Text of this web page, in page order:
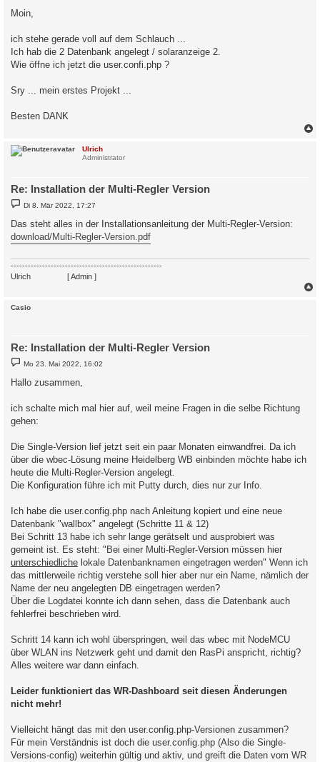
t
g
Moin,
ich stehe gerade voll auf dem Schlauch ...
Ich hab die 2 Datenbank angelegt / solaranzeige 2.
Wie öffne ich jetzt die user.confi.php ?
Sry ... mein erstes Projekt ...
Besten DANK
Ulrich
Administrator
Re: Installation der Multi-Regler Version
B
e
t
r
a
Di 8. Mär 2022, 17:27
Das steht alles in der Installationsanleitung der Multi-Regler-Version:
download/Multi-Regler-Version.pdf
-----------------------------------------------------
Ulrich
[ Admin ]
Casio
Re: Installation der Multi-Regler Version
B
e
i
t
g
Mo 23. Mai 2022, 16:02
Hallo zusammen,
ich schalte mich mal hier auf, weil meine Fragen in die selbe Richtung
gehen:
Die Single-Version lief jetzt seit ein paar Monaten einwandfrei. Da ich
über die wbec-Lösung meine Heidelberg WB einbinden möchte habe ich
heute die Multi-Regler-Version angelegt.
Die Konfiguration führe ich mit Putty durch, dies nur zur Info.
Ich habe die user.config.php nach Anleitung kopiert und eine neue
Datenbank "wallbox" angelegt (Schritte 11 & 12)
Bei Schritt 13 habe ich sehr lange gerätselt und ausprobiert was
gemeint ist. Es steht: "Bei einer Multi-Regler-Version müssen hier
unterschiedliche lokale Datenbanknamen eingetragen werden" Wenn ich
das mittlerweile richtig verstehe soll hier aber nur ein Name, nämlich der
Name der neu angelegten DB eingetragen werden?
Über die Logdatei konnte ich dann sehen, dass die Datenbank auch
fehlerfrei beschrieben wird.
Schritt 14 kann ich wohl überspringen, weil das wbec mit NodeMCU
über WLAN ins Netzwerk geht und damit den RasPi anspricht, richtig?
Alles weitere war dann einfach.
Leider funktioniert das WR-Dashboard seit diesen Änderungen
nicht mehr!
Vielleicht hängt das mit den user.config.php-Versionen zusammen?
Für mein Verständnis ist doch die user.config.php (Also die Single-
Versions-config) weiterhin gültig und aktiv, und greift die Daten vom WR